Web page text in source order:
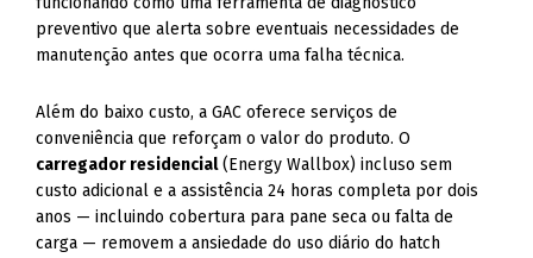
preventivo que alerta sobre eventuais necessidades de
manutenção antes que ocorra uma falha técnica.
Além do baixo custo, a GAC oferece serviços de
conveniência que reforçam o valor do produto. O
carregador residencial(Energy Wallbox) incluso sem
custo adicional e a assistência 24 horas completa por dois
anos — incluindo cobertura para pane seca ou falta de
carga — removem a ansiedade do uso diário do hatch